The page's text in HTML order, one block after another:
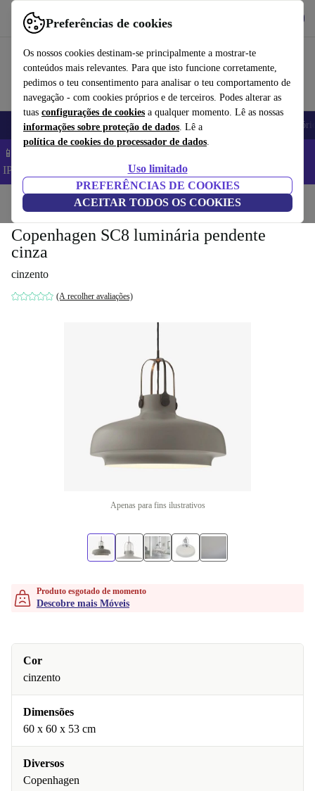
Preferências de cookies
Os nossos cookies destinam-se principalmente a mostrar-te
conteúdos mais relevantes. Para que isto funcione corretamente,
pedimos o teu consentimento para analisar o teu comportamento de
navegação - com cookies próprios e de terceiros. Podes alterar as
tuas configurações de cookies a qualquer momento. Lê as nossas
informações sobre proteção de dados. Lê a
política de cookies do processador de dados.
Uso limitado
PREFERÊNCIAS DE COOKIES
ACEITAR TODOS OS COOKIES
Use o refurbed de forma rápida e fácil
Telemóveis Computadores Portáteis Tablets
📱 Poupa 5% EXTRA em todos os iPhones – Código:
IPHONEDEAL –
Início Casa Móveis
Copenhagen SC8 luminária pendente
cinza
cinzento
(A recolher avaliações)
Apenas para fins ilustrativos
Produto esgotado de momento
Descobre mais Móveis
Cor
cinzento
Dimensões
60 x 60 x 53 cm
Diversos
Copenhagen